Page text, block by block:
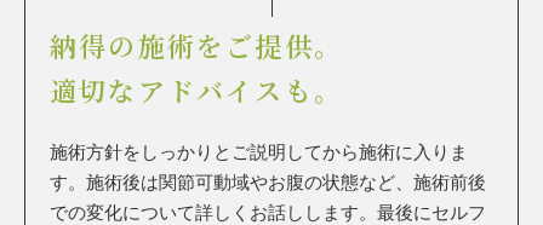
納得の施術をご提供。
適切なアドバイスも。
施術方針をしっかりとご説明してから施術に入りま
す。施術後は関節可動域やお腹の状態など、施術前後
での変化について詳しくお話しします。最後にセルフ